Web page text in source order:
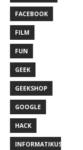
FACEBOOK
FILM
FUN
GEEK
GEEKSHOP
GOOGLE
HACK
INFORMATIKUS